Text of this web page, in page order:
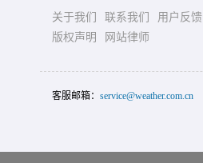
关于我们 联系我们
用户反馈
版权声明
网站律师
客服邮箱： service@weather.com.cn